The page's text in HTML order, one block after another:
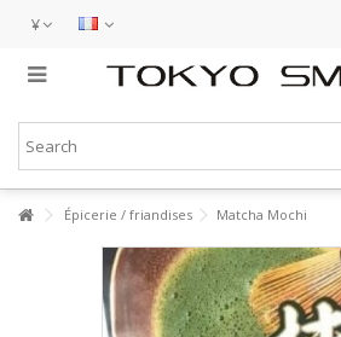
¥
Épicerie / friandises Matcha Mochi